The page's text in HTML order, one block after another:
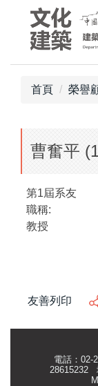
首頁 榮譽
曹奮平
第1屆系友
職稱:
教授
友善列印
電話：
28615232